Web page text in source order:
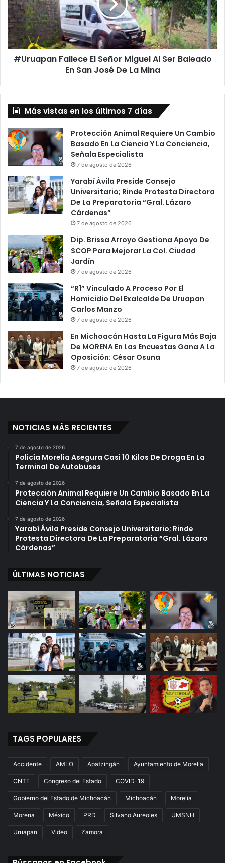
Miguel
Al
Ser
Baleado
En
San
La
#Uruapan Fallece El Señor Miguel Al Ser Baleado
En San José De La Mina
Más vistas en los últimos 7 días
Protección Animal Requiere Un Cambio
Basado En La Ciencia Y La Conciencia,
Señala Especialista
7 de agosto de 2026
Yarabí Ávila Preside Consejo
Universitario; Rinde Protesta Directora
De La Preparatoria “Gral. Lázaro
Cárdenas”
7 de agosto de 2026
Dip. Brissa Arroyo Gestiona Apoyo De
SCOP Para Mejorar La Col. Ciudad
Jardín
7 de agosto de 2026
“R1” Vinculado A Proceso Por El
Homicidio Del Exalcalde De Uruapan
Carlos Manzo
7 de agosto de 2026
En Michoacán Hasta La Figura Más Baja
De MORENA En Las Encuestas Gana A La
Oposición: César Osuna
7 de agosto de 2026
NOTICIAS MÁS RECIENTES
7 de agosto de 2026
Policía Morelia Asegura Casi 10 Kilos De Droga En La
Terminal De Autobuses
7 de agosto de 2026
Protección Animal Requiere Un Cambio Basado En La
Ciencia Y La Conciencia, Señala Especialista
7 de agosto de 2026
Yarabí Ávila Preside Consejo Universitario; Rinde
Protesta Directora De La Preparatoria “Gral. Lázaro
Cárdenas”
ÚLTIMAS NOTICIAS
TAGS POPULARES
Accidente AMLO Apatzingán Ayuntamiento de Morelia
CNTE Congreso del Estado COVID-19
Gobierno del Estado de Michoacán Michoacán Morelia
Morena México PRD Silvano Aureoles UMSNH
Uruapan Video Zamora